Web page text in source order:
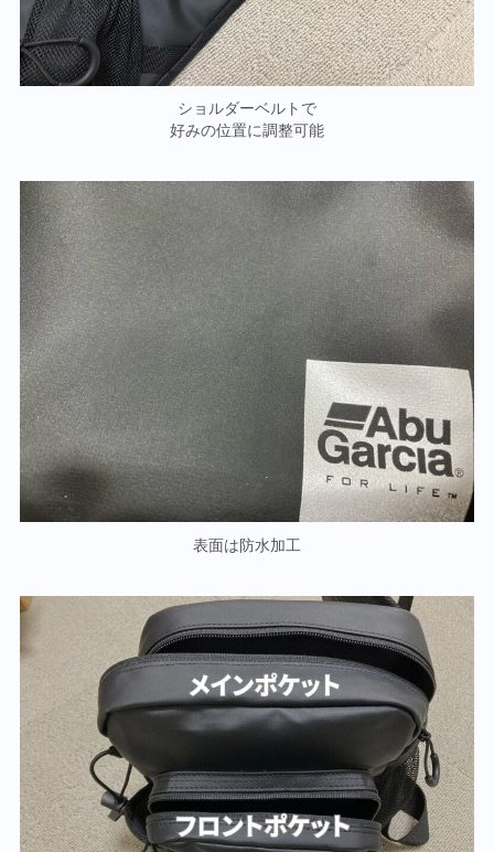
ショルダーベルトで
好みの位置に調整可能
表面は防水加工